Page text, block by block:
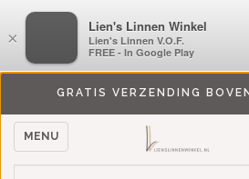
GRATIS VERZENDING
MENU
×
LiensLinnenwinkel.nl
Lien's Linnen V.O.F.
FREE - In Google Play
×
Lien's Linnen Winkel
Lien's Linnen V.O.F.
FREE - In Google Play